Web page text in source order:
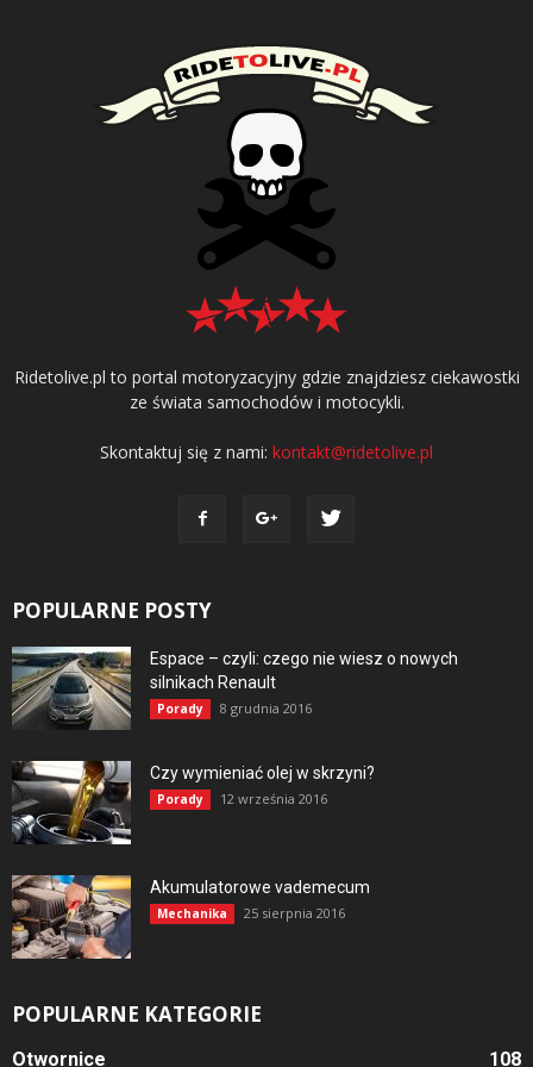
Ridetolive.pl to portal motoryzacyjny gdzie znajdziesz ciekawostki
ze świata samochodów i motocykli.
Skontaktuj się z nami: kontakt@ridetolive.pl
POPULARNE POSTY
Espace – czyli: czego nie wiesz o nowych
silnikach Renault
Porady 8 grudnia 2016
Czy wymieniać olej w skrzyni?
Porady 12 września 2016
Akumulatorowe vademecum
Mechanika 25 sierpnia 2016
POPULARNE KATEGORIE
Otwornice 108